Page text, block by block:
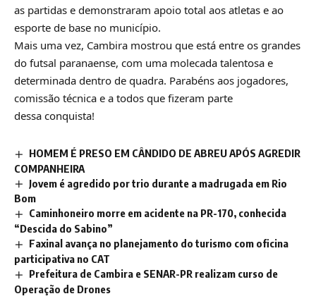
as partidas e demonstraram apoio total aos atletas e ao
esporte de base no município.
Mais uma vez, Cambira mostrou que está entre os grandes
do futsal paranaense, com uma molecada talentosa e
determinada dentro de quadra. Parabéns aos jogadores,
comissão técnica e a todos que fizeram parte
dessa conquista!
HOMEM É PRESO EM CÂNDIDO DE ABREU APÓS AGREDIR
COMPANHEIRA
Jovem é agredido por trio durante a madrugada em Rio
Bom
Caminhoneiro morre em acidente na PR-170, conhecida
“Descida do Sabino”
Faxinal avança no planejamento do turismo com oficina
participativa no CAT
Prefeitura de Cambira e SENAR-PR realizam curso de
Operação de Drones